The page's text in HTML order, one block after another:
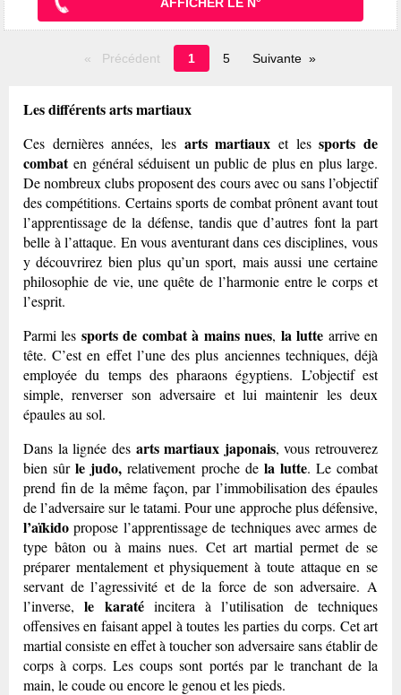
Précédent
Page
en
1 5 Suivante
Les différents arts martiaux
Ces dernières années, les arts martiaux et lessports de
combaten général séduisent un public de plus en plus large.
De nombreux clubs proposent des cours avec ou sans l’objectif
des compétitions. Certains sports de combat prônent avant tout
l’apprentissage de la défense, tandis que d’autres font la part
belle à l’attaque. En vous aventurant dans ces disciplines, vous
y découvrirez bien plus qu’un sport, mais aussi une certaine
philosophie de vie, une quête de l’harmonie entre le corps et
l’esprit.
Parmi les sports de combat à mains nues, la lutte arrive en
tête. C’est en effet l’une des plus anciennes techniques, déjà
employée du temps des pharaons égyptiens. L’objectif est
simple, renverser son adversaire et lui maintenir les deux
épaules au sol.
Dans la lignée des arts martiaux japonais, vous retrouverez
bien sûrle judo, relativement proche de la lutte. Le combat
prend fin de la même façon, par l’immobilisation des épaules
de l’adversaire sur le tatami. Pour une approche plus défensive,
l’aïkido propose l’apprentissage de techniques avec armes de
type bâton ou à mains nues. Cet art martial permet de se
préparer mentalement et physiquement à toute attaque en se
servant de l’agressivité et de la force de son adversaire. A
l’inverse,le karatéincitera à l’utilisation de techniques
offensives en faisant appel à toutes les parties du corps. Cet art
martial consiste en effet à toucher son adversaire sans établir de
corps à corps. Les coups sont portés par le tranchant de la
main, le coude ou encore le genou et les pieds.